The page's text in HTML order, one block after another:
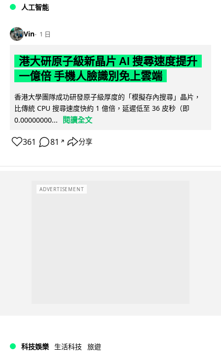
人工智能
Vin 1 日
港大研原子級新晶片 AI 搜尋速度提升
一億倍 手機人臉識別免上雲端
香港大學團隊成功研發原子級厚度的「模擬存內搜尋」晶片，
比傳統 CPU 搜尋速度快約 1 億倍，延遲低至 36 皮秒（即
0.00000000...
閱讀全文
361 81 ↗ 分享
ADVERTISEMENT
科技娛樂 生活科技 旅遊